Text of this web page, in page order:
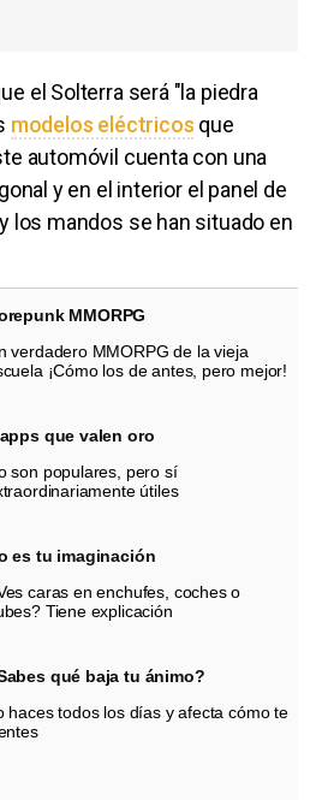
el Solterra será "la piedra
modelos eléctricos que
automóvil cuenta con una
y en el interior el panel de
los mandos se han situado en
MMORPG
verdadero MMORPG de la vieja
¡Cómo los de antes, pero mejor!
que valen oro
son populares, pero sí
útiles
es tu imaginación
caras en enchufes, coches o
Tiene explicación
qué baja tu ánimo?
haces todos los días y afecta cómo te